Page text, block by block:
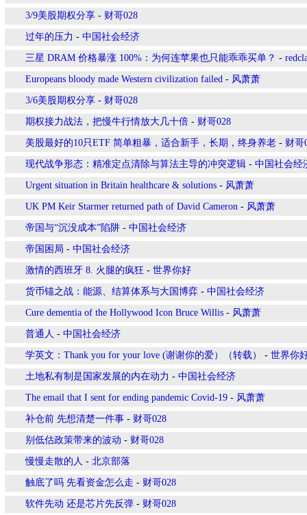
3/9美股期权分享 - 财哥028
过年的压力 - 中国社会经济
三星 DRAM 价格暴涨 100%：为何连苹果也只能乖乖买单？ -
Europeans bloody made Western civilization failed - 风萧萧
3/6美股期权分享 - 财哥028
期权接力战法，把慢牛行情放大几十倍 - 财哥028
美股最好的10只ETF 简单粗暴，适合新手，长期，终身养老 - 财哥
现代战争形态：精准定点清除与算法主导的冲突逻辑 - 中国社会经
Urgent situation in Britain healthcare & solutions - 风萧萧
UK PM Keir Starmer returned path of David Cameron - 风萧萧
​帝国与“沉没成本”陷阱 - 中国社会经济
帝国困局 - 中国社会经济
激情的西班牙 8. 火腿的疯狂 - 世界你好
货币锚之战：能源、结算体系与大国博弈 - 中国社会经济
Cure dementia of the Hollywood Icon Bruce Willis - 风萧萧
普通人 - 中国社会经济
学英文：Thank you for your love (谢谢你的爱）（转载） - 世界你
土地私有制是国家发展的内在动力 - 中国社会经济
The email that I sent for ending pandemic Covid-19 - 风萧萧
补仓前 先想清楚一件事 - 财哥028
别低估政策带来的波动 - 财哥028
慢慢走散的人 - 北京部落
触底了吗 先看资金怎么走 - 财哥028
软件先动 还是芯片先反弹 - 财哥028